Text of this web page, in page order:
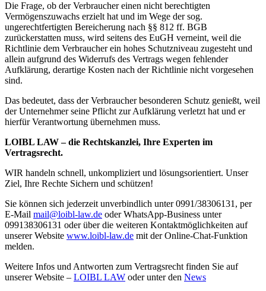
Die Frage, ob der Verbraucher einen nicht berechtigten
Vermögenszuwachs erzielt hat und im Wege der sog.
ungerechtfertigten Bereicherung nach §§ 812 ff. BGB
zurückerstatten muss, wird seitens des EuGH verneint, weil die
Richtlinie dem Verbraucher ein hohes Schutzniveau zugesteht und
allein aufgrund des Widerrufs des Vertrags wegen fehlender
Aufklärung, derartige Kosten nach der Richtlinie nicht vorgesehen
sind.
Das bedeutet, dass der Verbraucher besonderen Schutz genießt, weil
der Unternehmer seine Pflicht zur Aufklärung verletzt hat und er
hierfür Verantwortung übernehmen muss.
LOIBL LAW – die Rechtskanzlei, Ihre Experten im
Vertragsrecht.
WIR handeln schnell, unkompliziert und lösungsorientiert. Unser
Ziel, Ihre Rechte Sichern und schützen!
Sie können sich jederzeit unverbindlich unter 0991/38306131, per
E-Mail mail@loibl-law.de oder WhatsApp-Business unter
099138306131 oder über die weiteren Kontaktmöglichkeiten auf
unserer Website www.loibl-law.de mit der Online-Chat-Funktion
melden.
Weitere Infos und Antworten zum Vertragsrecht finden Sie auf
unserer Website – LOIBL LAW oder unter den News